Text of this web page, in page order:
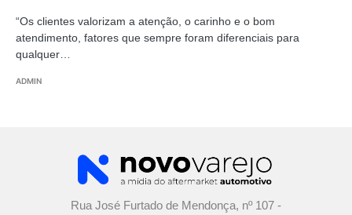
“Os clientes valorizam a atenção, o carinho e o bom
atendimento, fatores que sempre foram diferenciais para
qualquer…
ADMIN
Rua José Furtado de Mendonça, nº 107 -